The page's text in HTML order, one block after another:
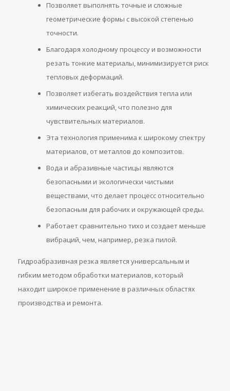
Позволяет выполнять точные и сложные
геометрические формы с высокой степенью
точности.
Благодаря холодному процессу и возможности
резать тонкие материалы, минимизируется риск
тепловых деформаций.
Позволяет избегать воздействия тепла или
химических реакций, что полезно для
чувствительных материалов.
Эта технология применима к широкому спектру
материалов, от металлов до композитов.
Вода и абразивные частицы являются
безопасными и экологически чистыми
веществами, что делает процесс относительно
безопасным для рабочих и окружающей среды.
Работает сравнительно тихо и создает меньше
вибраций, чем, например, резка пилой.
Гидроабразивная резка является универсальным и
гибким методом обработки материалов, который
находит широкое применение в различных областях
производства и ремонта.